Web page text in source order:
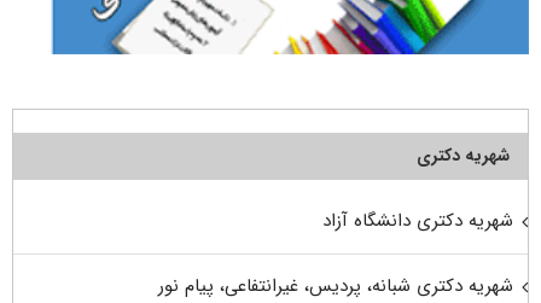
شهریه دکتری
شهریه دکتری دانشگاه آزاد
شهریه دکتری شبانه، پردیس، غیرانتفاعی، پیام نور